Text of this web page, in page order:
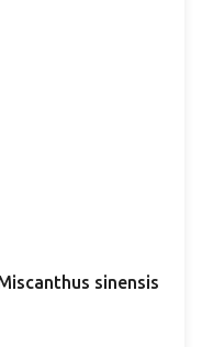
sinensis